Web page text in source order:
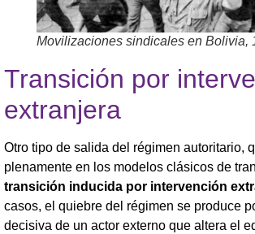
Movilizaciones sindicales en Bolivia,
Transición por
extranjera
Otro tipo de salida del régimen autoritario,
plenamente en los modelos clásicos de
transición inducida por intervención
casos, el quiebre del régimen se produce
decisiva de un actor externo que altera el